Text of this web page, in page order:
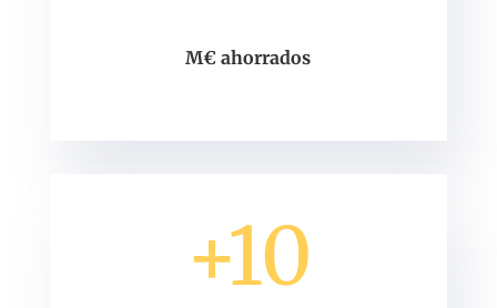
M€ ahorrados
+10